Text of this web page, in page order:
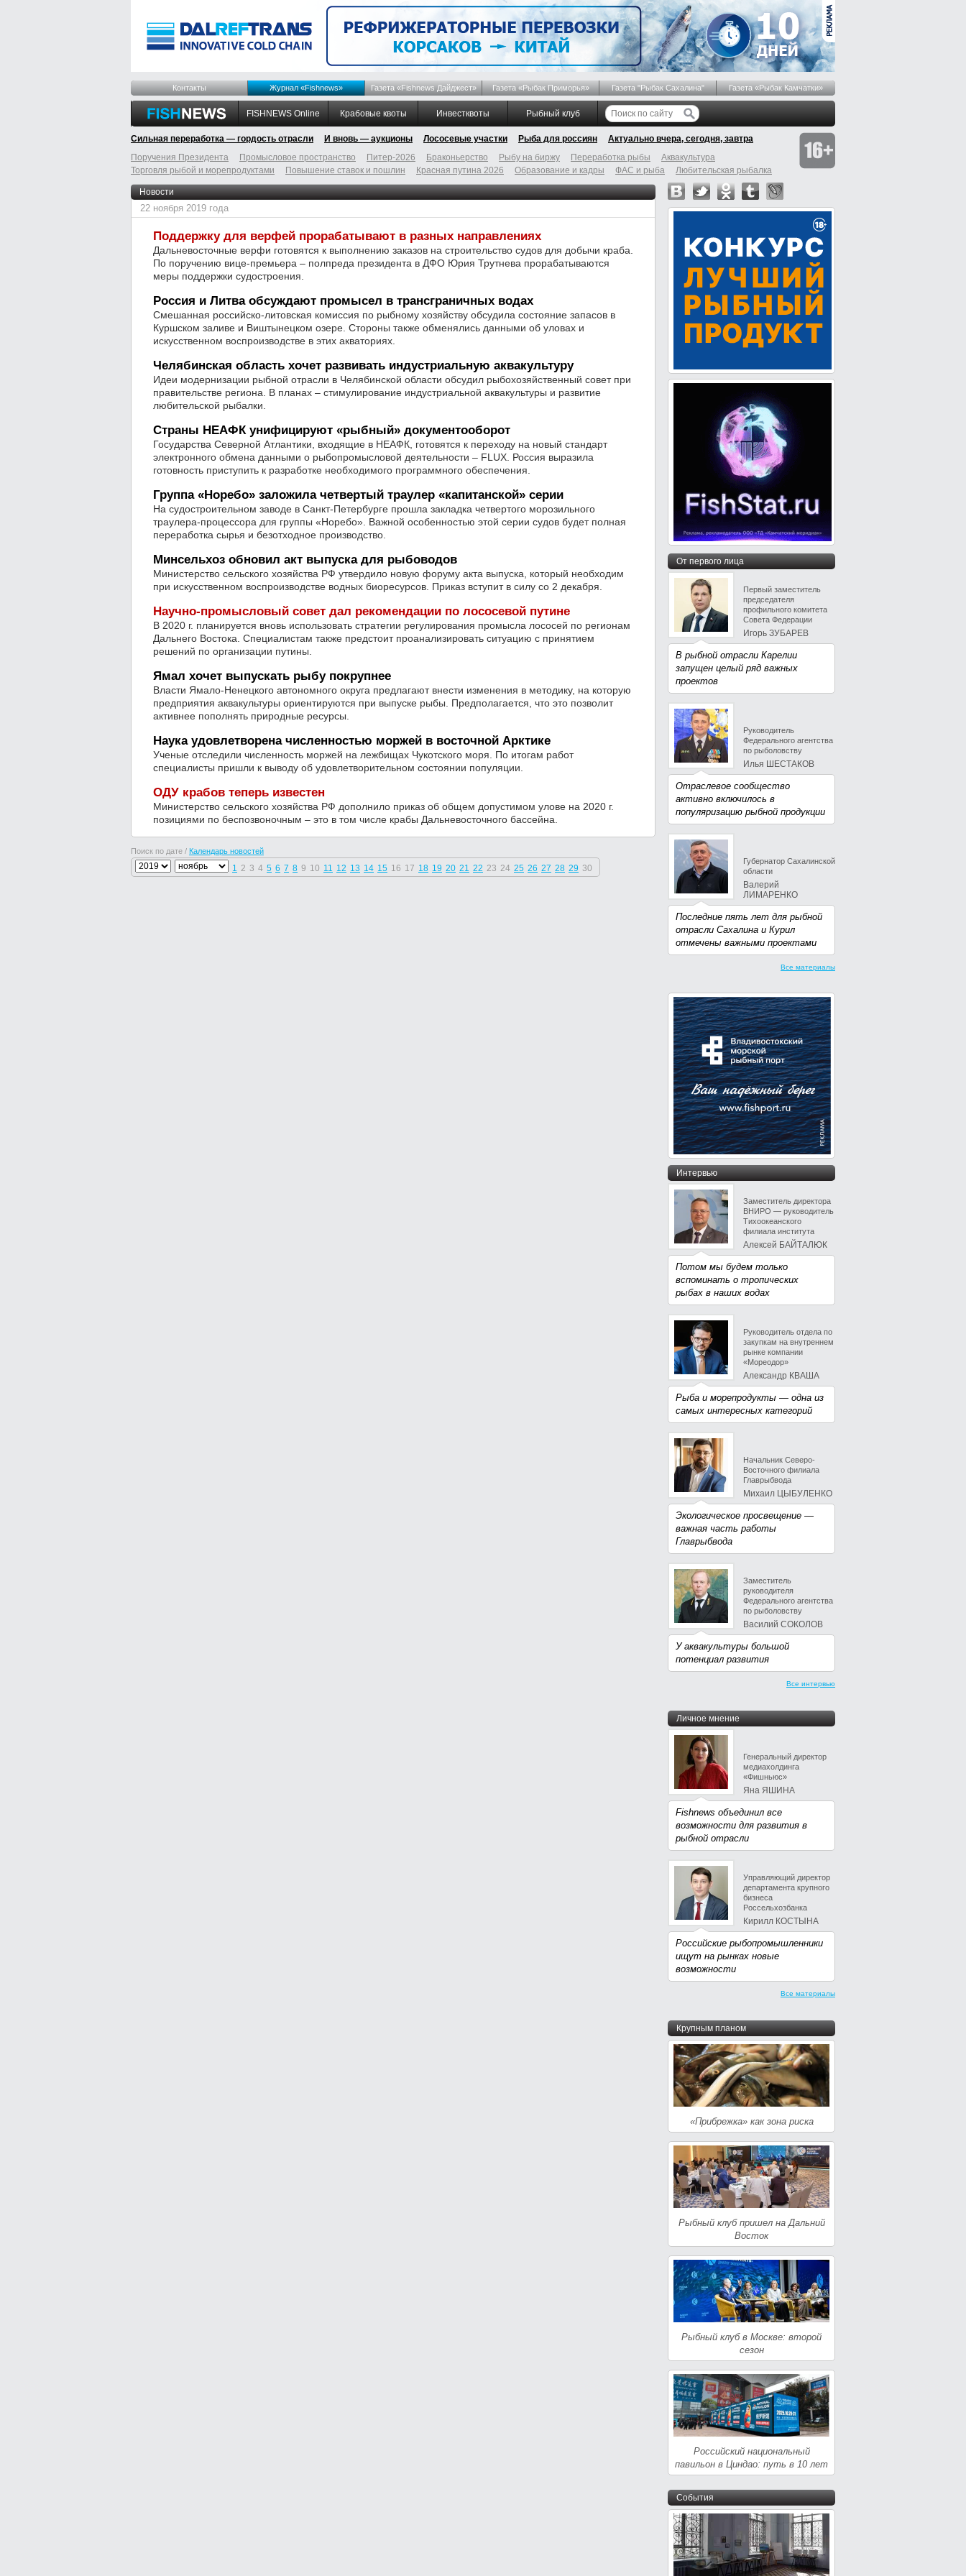
Контакты Журнал «Fishnews» Газета «Fishnews Дайджест» Газета «Рыбак Приморья» Газета "Рыбак Сахалина" Газета «Рыбак Камчатки»
FISHNEWS Online Крабовые квоты Инвестквоты Рыбный клуб
Сильная переработка — гордость отрасли И вновь — аукционы Лососевые участки Рыба для россиян
Актуально вчера, сегодня, завтра
Поручения Президента
Промысловое пространство Питер-2026 Браконьерство Рыбу на биржу Переработка рыбы
Аквакультура
Торговля рыбой и морепродуктами
Повышение ставок и пошлин Красная путина 2026 Образование и кадры ФАС и рыба Любительская рыбалка
Новости
22 ноября 2019 года
Поддержку для верфей прорабатывают в разных направлениях
Дальневосточные верфи готовятся к выполнению заказов на строительство судов для добычи краба.
По поручению вице-премьера – полпреда президента в ДФО Юрия Трутнева прорабатываются
меры поддержки судостроения.
Россия и Литва обсуждают промысел в трансграничных водах
Смешанная российско-литовская комиссия по рыбному хозяйству обсудила состояние запасов в
Куршском заливе и Виштынецком озере. Стороны также обменялись данными об уловах и
искусственном воспроизводстве в этих акваториях.
Челябинская область хочет развивать индустриальную аквакультуру
Идеи модернизации рыбной отрасли в Челябинской области обсудил рыбохозяйственный совет при
правительстве региона. В планах – стимулирование индустриальной аквакультуры и развитие
любительской рыбалки.
Страны НЕАФК унифицируют «рыбный» документооборот
Государства Северной Атлантики, входящие в НЕАФК, готовятся к переходу на новый стандарт
электронного обмена данными о рыбопромысловой деятельности – FLUX. Россия выразила
готовность приступить к разработке необходимого программного обеспечения.
Группа «Норебо» заложила четвертый траулер «капитанской» серии
На судостроительном заводе в Санкт-Петербурге прошла закладка четвертого морозильного
траулера-процессора для группы «Норебо». Важной особенностью этой серии судов будет полная
переработка сырья и безотходное производство.
Минсельхоз обновил акт выпуска для рыбоводов
Министерство сельского хозяйства РФ утвердило новую форуму акта выпуска, который необходим
при искусственном воспроизводстве водных биоресурсов. Приказ вступит в силу со 2 декабря.
Научно-промысловый совет дал рекомендации по лососевой путине
В 2020 г. планируется вновь использовать стратегии регулирования промысла лососей по регионам
Дальнего Востока. Специалистам также предстоит проанализировать ситуацию с принятием
решений по организации путины.
Ямал хочет выпускать рыбу покрупнее
Власти Ямало-Ненецкого автономного округа предлагают внести изменения в методику, на которую
предприятия аквакультуры ориентируются при выпуске рыбы. Предполагается, что это позволит
активнее пополнять природные ресурсы.
Наука удовлетворена численностью моржей в восточной Арктике
Ученые отследили численность моржей на лежбищах Чукотского моря. По итогам работ
специалисты пришли к выводу об удовлетворительном состоянии популяции.
ОДУ крабов теперь известен
Министерство сельского хозяйства РФ дополнило приказ об общем допустимом улове на 2020 г.
позициями по беспозвоночным – это в том числе крабы Дальневосточного бассейна.
Поиск по дате / Календарь новостей
1 2 3 4 5 6 7 8 9 10 11 12 13 14 15 16 17 18 19 20 21 22 23 24 25 26 27 28 29 30
От первого лица
Первый заместитель
председателя
профильного комитета
Совета Федерации
Игорь ЗУБАРЕВ
В рыбной отрасли Карелии
запущен целый ряд важных
проектов
Руководитель
Федерального агентства
по рыболовству
Илья ШЕСТАКОВ
Отраслевое сообщество
активно включилось в
популяризацию рыбной продукции
Губернатор Сахалинской
области
Валерий
ЛИМАРЕНКО
Последние пять лет для рыбной
отрасли Сахалина и Курил
отмечены важными проектами
Все материалы
Интервью
Заместитель директора
ВНИРО — руководитель
Тихоокеанского
филиала института
Алексей БАЙТАЛЮК
Потом мы будем только
вспоминать о тропических
рыбах в наших водах
Руководитель отдела по
закупкам на внутреннем
рынке компании
«Мореодор»
Александр КВАША
Рыба и морепродукты — одна из
самых интересных категорий
Начальник Северо-
Восточного филиала
Главрыбвода
Михаил ЦЫБУЛЕНКО
Экологическое просвещение —
важная часть работы
Главрыбвода
Заместитель
руководителя
Федерального агентства
по рыболовству
Василий СОКОЛОВ
У аквакультуры большой
потенциал развития
Все интервью
Личное мнение
Генеральный директор
медиахолдинга
«Фишньюс»
Яна ЯШИНА
Fishnews объединил все
возможности для развития в
рыбной отрасли
Управляющий директор
департамента крупного
бизнеса
Россельхозбанка
Кирилл КОСТЫНА
Российские рыбопромышленники
ищут на рынках новые
возможности
Все материалы
Крупным планом
«Прибрежка» как зона риска
Рыбный клуб пришел на Дальний
Восток
Рыбный клуб в Москве: второй
сезон
Российский национальный
павильон в Циндао: путь в 10 лет
События